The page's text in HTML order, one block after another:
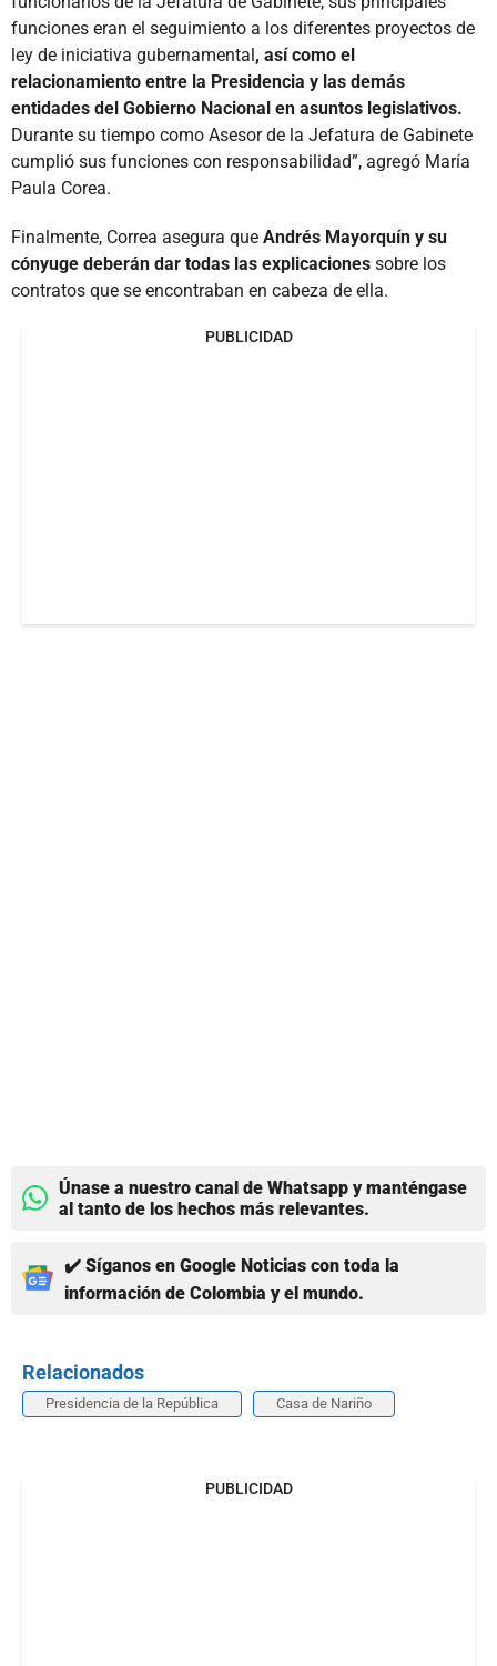
funciones eran el seguimiento a los diferentes proyectos de
ley de iniciativa gubernamental, así como el
relacionamiento entre la Presidencia y las demás
entidades del Gobierno Nacional en asuntos legislativos.
Durante su tiempo como Asesor de la Jefatura de Gabinete
cumplió sus funciones con responsabilidad”, agregó María
Paula Corea.
Finalmente, Correa asegura que Andrés Mayorquín y su
cónyuge deberán dar todas las explicaciones sobre los
contratos que se encontraban en cabeza de ella.
PUBLICIDAD
Únase a nuestro canal de Whatsapp y manténgase
al tanto de los hechos más relevantes.
✔️ Síganos en Google Noticias con toda la
información de Colombia y el mundo.
Relacionados
Presidencia de la República Casa de Nariño
PUBLICIDAD